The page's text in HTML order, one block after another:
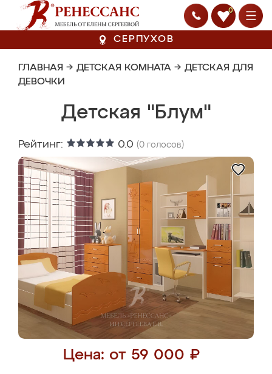
0
СЕРПУХОВ
ГЛАВНАЯ → ДЕТСКАЯ КОМНАТА → ДЕТСКАЯ ДЛЯ
ДЕВОЧКИ
Детская "Блум"
Рейтинг: 0.0 (0 голосов)
Цена: от 59 000 ₽